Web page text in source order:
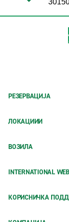
РЕЗЕРВАЦИЈА
ЛОКАЦИИИ
ВОЗИЛА
INTERNATIONAL
КОРИСНИЧКА